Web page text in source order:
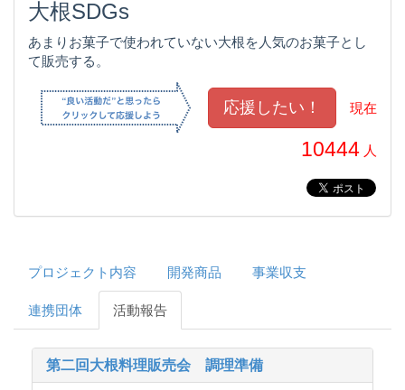
大根SDGs
あまりお菓子で使われていない大根を人気のお菓子とし
て販売する。
現在
10444 人
プロジェクト内容 開発商品 事業収支
連携団体 活動報告
第二回大根料理販売会 調理準備